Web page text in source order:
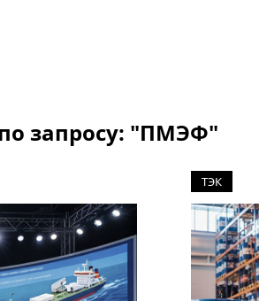
запросу: "ПМЭФ"
ТЭК